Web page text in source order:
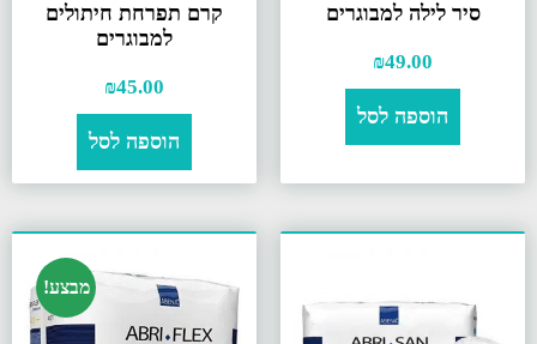
סיר לילה למבוגרים
₪49.00
הוספה לסל
קרם תפרחת חיתולים
למבוגרים
₪45.00
הוספה לסל
מבצע!